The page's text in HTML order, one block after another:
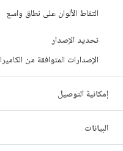
التقاط الألوان على نطاق واسع
تحديد الإصدار
الإصدارات المتوافقة من الكاميرا
إمكانية التوصيل
البيانات